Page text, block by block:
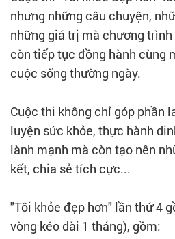
nhưng những câu chuyện,
những giá trị mà chương
còn tiếp tục đồng hành cùng
cuộc sống thường ngày.
Cuộc thi không chỉ góp phần
luyện sức khỏe, thực hành
lành mạnh mà còn tạo nên
kết, chia sẻ tích cực...
"Tôi khỏe đẹp hơn" lần thứ 4
vòng kéo dài 1 tháng), gồm: